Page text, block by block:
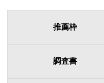
推薦枠
調査書